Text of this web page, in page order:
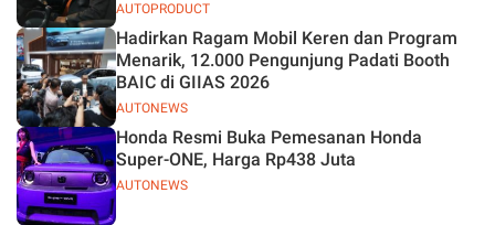
AUTOPRODUCT
AUTONEWS
Hadirkan Ragam Mobil Keren dan Program
Menarik, 12.000 Pengunjung Padati Booth
BAIC di GIIAS 2026
AUTONEWS
Honda Resmi Buka Pemesanan Honda
Super-ONE, Harga Rp438 Juta